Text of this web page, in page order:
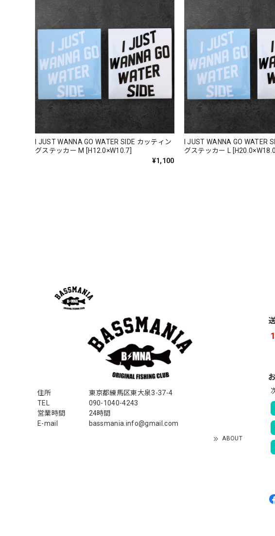
発送も早く着心地最高！！！！ セットアップで短パンも買えば良かった！
Logo Sweat Zip Parka [ASH GRY]
アッシュグレー XXL
2026/07/30
夏の早朝 少し肌寒い時一枚羽織りたい時ちょうど良い。秋 冬 春 中
て、タウンユースでも、気分良く歩けます。
Electric Motor Wire Code Jacket
2026/07/30
#1.Royal Albino / White
2026/07/24
はじめて利用しましたが、商品の梱包も問題なく大変迅速に発送してい
おり、気遣いの行き届いた対応だなと感じました。 次回も購入する際に
るのみです！ ありがとうございました。
Hand Landing ヘヴィーウエイトTシャツ［WHT］
ナチュラルホワイト XXXL
2026/07/21
I JUST WANNA GO WATER SIDE カッティン
グステッカー M [H12.0×W10.7]
¥1,100
I JUST WANNA GO WATER
グステッカー L
住所
東京都練馬区東大泉3-37-4
TEL
090-1040-4243
営業時間
24時間
E-mail
bassmania.info@gmail.com
ABOUT